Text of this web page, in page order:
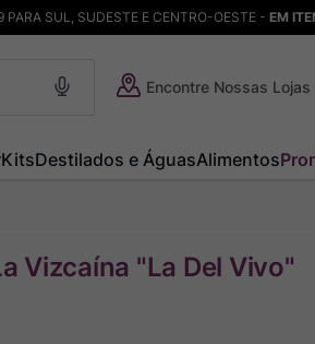
SUL, SUDESTE E CENTRO-OESTE - EM
Encontre Nossas Lojas
KitsDestilados e ÁguasAlimentos
Vizcaína "La Del Vivo"